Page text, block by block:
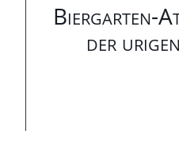
Biergarten-
der